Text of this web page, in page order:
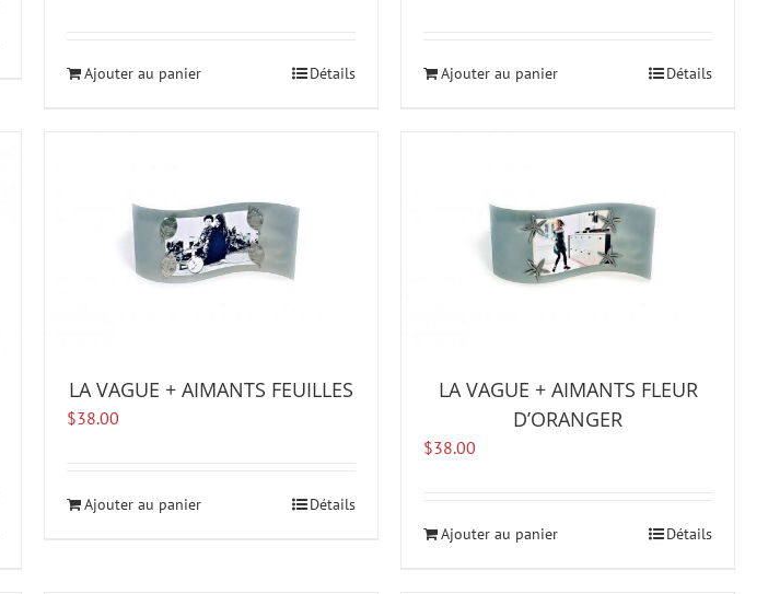
Ajouter au panier Détails Ajouter au panier Détails
LA VAGUE + AIMANTS FEUILLES
$38.00
Ajouter au panier Détails
LA VAGUE + AIMANTS FLEUR
D’ORANGER
$38.00
Ajouter au panier Détails